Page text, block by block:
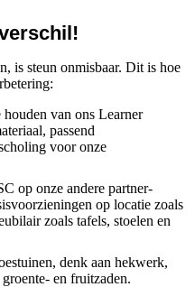
is steun onmisbaar. Dit is hoe
van ons Learner
passend
voor onze
op onze andere partner-
op locatie zoals
zoals tafels, stoelen en
denk aan hekwerk,
en fruitzaden.